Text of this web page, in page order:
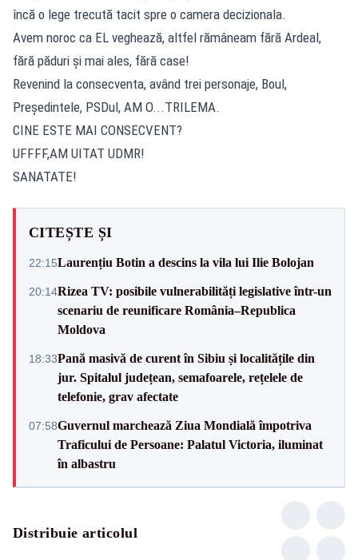
încă o lege trecută tacit spre o camera decizionala.
Avem noroc ca EL veghează, altfel rămâneam fără Ardeal,
fără păduri și mai ales, fără case!
Revenind la consecventa, având trei personaje, Boul,
Președintele, PSDul, AM O...TRILEMA.
CINE ESTE MAI CONSECVENT?
UFFFF,AM UITAT UDMR!
SANATATE!
CITEȘTE ȘI
22:15Laurențiu Botin a descins la vila lui Ilie Bolojan
20:14Rizea TV: posibile vulnerabilități legislative într-un
scenariu de reunificare România–Republica
Moldova
18:33Pană masivă de curent în Sibiu și localitățile din
jur. Spitalul județean, semafoarele, rețelele de
telefonie, grav afectate
07:58Guvernul marchează Ziua Mondială împotriva
Traficului de Persoane: Palatul Victoria, iluminat
în albastru
Distribuie articolul